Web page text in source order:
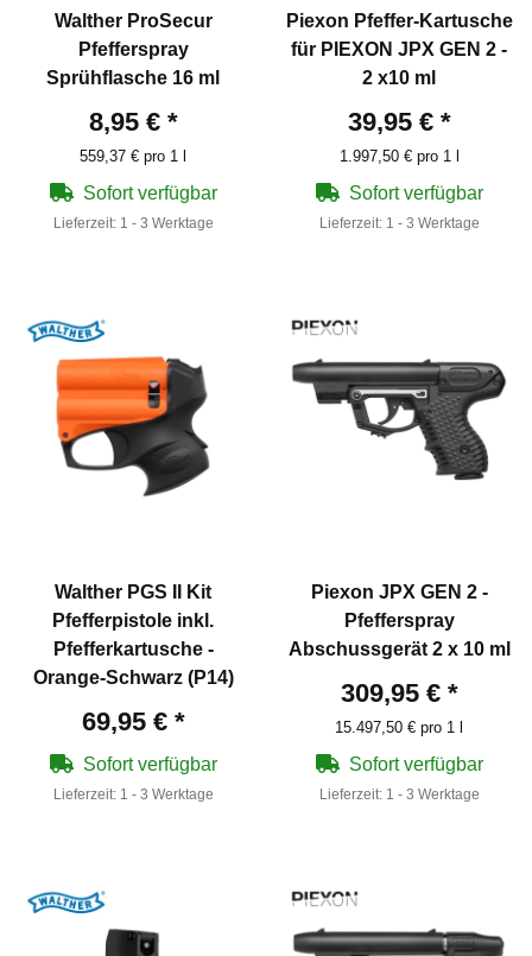
Walther ProSecur
Pfefferspray
Sprühflasche 16 ml
8,95 € *
559,37 € pro 1 l
Sofort verfügbar
Lieferzeit: 1 - 3 Werktage
Piexon Pfeffer-Kartusche
für PIEXON JPX GEN 2 -
2 x10 ml
39,95 € *
1.997,50 € pro 1 l
Sofort verfügbar
Lieferzeit: 1 - 3 Werktage
Walther PGS II Kit
Pfefferpistole inkl.
Pfefferkartusche -
Orange-Schwarz (P14)
69,95 € *
Sofort verfügbar
Lieferzeit: 1 - 3 Werktage
Piexon JPX GEN 2 -
Pfefferspray
Abschussgerät 2 x 10 ml
309,95 € *
15.497,50 € pro 1 l
Sofort verfügbar
Lieferzeit: 1 - 3 Werktage